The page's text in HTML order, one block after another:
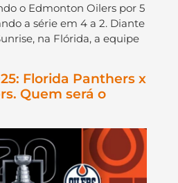
o Edmonton Oilers por 5
a série em 4 a 2. Diante
na Flórida, a equipe
Florida Panthers x
Quem será o